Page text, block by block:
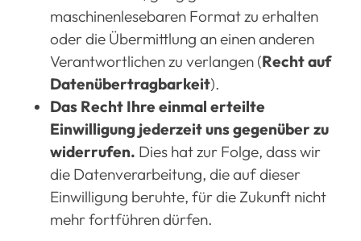
maschinenlesebaren Format zu erhalten
oder die Übermittlung an einen anderen
Verantwortlichen zu verlangen (Recht auf
Datenübertragbarkeit).
Das Recht Ihre einmal erteilte
Einwilligung jederzeit uns gegenüber zu
widerrufen. Dies hat zur Folge, dass wir
die Datenverarbeitung, die auf dieser
Einwilligung beruhte, für die Zukunft nicht
mehr fortführen dürfen.